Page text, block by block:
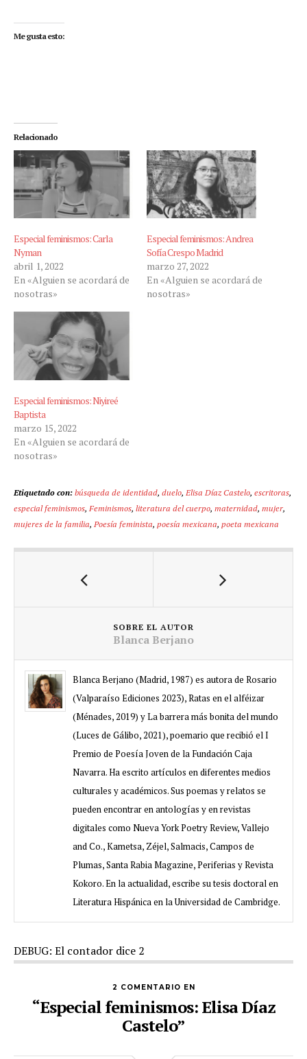
Me gusta esto:
Relacionado
Especial feminismos: Carla
Nyman
abril 1, 2022
En «Alguien se acordará de
nosotras»
Especial feminismos: Andrea
Sofía Crespo Madrid
marzo 27, 2022
En «Alguien se acordará de
nosotras»
Especial feminismos: Niyireé
Baptista
marzo 15, 2022
En «Alguien se acordará de
nosotras»
Etiquetado con:búsqueda de identidad, duelo, Elisa Díaz Castelo, escritoras,
especial feminismos, Feminismos, literatura del cuerpo, maternidad, mujer,
mujeres de la familia, Poesía feminista, poesía mexicana, poeta mexicana
SOBRE EL AUTOR
Blanca Berjano
Blanca Berjano (Madrid, 1987) es autora de Rosario
(Valparaíso Ediciones 2023), Ratas en el alféizar
(Ménades, 2019) y La barrera más bonita del mundo
(Luces de Gálibo, 2021), poemario que recibió el I
Premio de Poesía Joven de la Fundación Caja
Navarra. Ha escrito artículos en diferentes medios
culturales y académicos. Sus poemas y relatos se
pueden encontrar en antologías y en revistas
digitales como Nueva York Poetry Review, Vallejo
and Co., Kametsa, Zéjel, Salmacis, Campos de
Plumas, Santa Rabia Magazine, Periferias y Revista
Kokoro. En la actualidad, escribe su tesis doctoral en
Literatura Hispánica en la Universidad de Cambridge.
DEBUG: El contador dice 2
2 COMENTARIO EN
“Especial feminismos: Elisa Díaz
Castelo”